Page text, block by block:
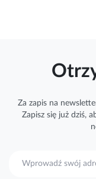
Za zapis na
Zapisz się już dziś,